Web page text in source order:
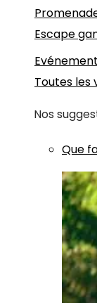
Escape
Toutes les
Nos
Que